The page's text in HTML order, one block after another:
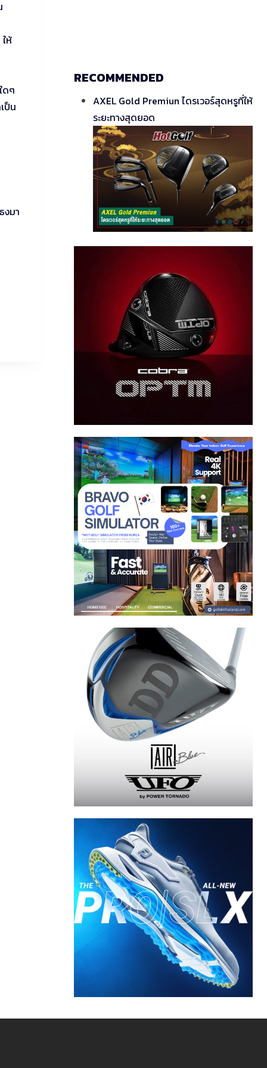
ห้
ดๆ
ป็น
งมา
RECOMMENDED
AXEL Gold Premiun ไดรเวอร์สุดหรูที่ให้
ระยะทางสุดยอด